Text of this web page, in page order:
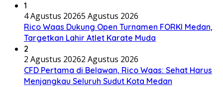
1
4 Agustus 20265 Agustus 2026
Rico Waas Dukung Open Turnamen FORKI Medan,
Targetkan Lahir Atlet Karate Muda
2
2 Agustus 20262 Agustus 2026
CFD Pertama di Belawan, Rico Waas: Sehat Harus
Menjangkau Seluruh Sudut Kota Medan